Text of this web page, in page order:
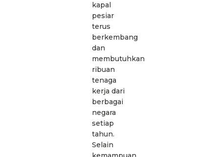
kapal
pesiar
terus
berkembang
dan
membutuhkan
ribuan
tenaga
kerja dari
berbagai
negara
setiap
tahun.
Selain